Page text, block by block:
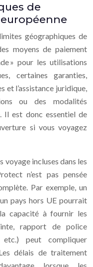
de
géographiques de
moyens de paiement
» pour les utilisations
certaines garanties,
et l’assistance juridique,
ou des modalités
Il est donc essentiel de
si vous voyagez
voyage incluses dans les
n’est pas pensée
Par exemple, un
pays hors UE pourrait
capacité à fournir les
rapport de police
etc.) peut compliquer
délais de traitement